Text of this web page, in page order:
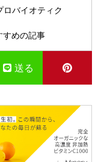
バイオティク
すめの記事
送る